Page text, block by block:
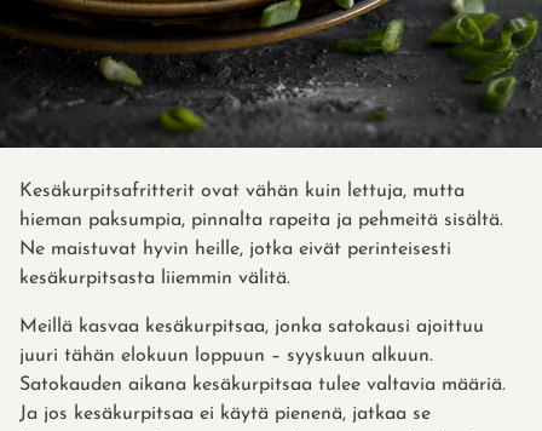
Kesäkurpitsafritterit ovat vähän kuin lettuja, mutta
hieman paksumpia, pinnalta rapeita ja pehmeitä sisältä.
Ne maistuvat hyvin heille, jotka eivät perinteisesti
kesäkurpitsasta liiemmin välitä.
Meillä kasvaa kesäkurpitsaa, jonka satokausi ajoittuu
juuri tähän elokuun loppuun – syyskuun alkuun.
Satokauden aikana kesäkurpitsaa tulee valtavia määriä.
Ja jos kesäkurpitsaa ei käytä pienenä, jatkaa se